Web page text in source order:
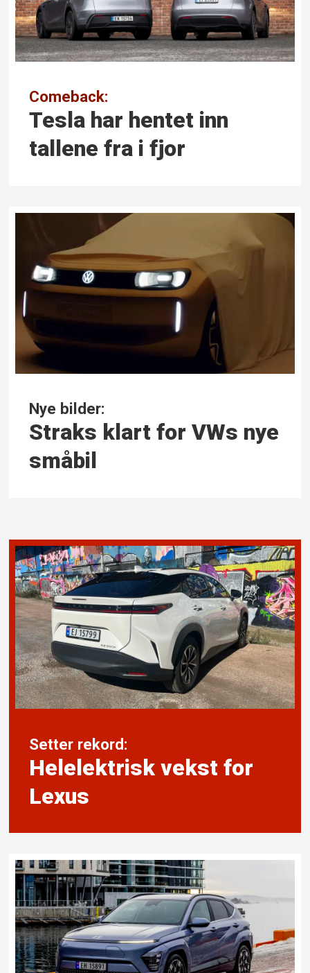
Comeback:
Tesla har hentet inn
tallene fra i fjor
Nye bilder:
Straks klart for VWs nye
småbil
Setter rekord:
Helelektrisk vekst for
Lexus